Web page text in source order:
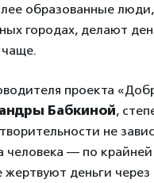
образованные люди,
городах, делают
проекта
Бабкиной,
не
человека — по
деньги через